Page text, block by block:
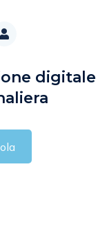
digitale